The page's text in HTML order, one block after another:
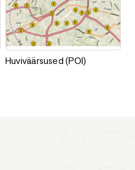
Huviväärsused (POI)
Huviväärsused (POI)